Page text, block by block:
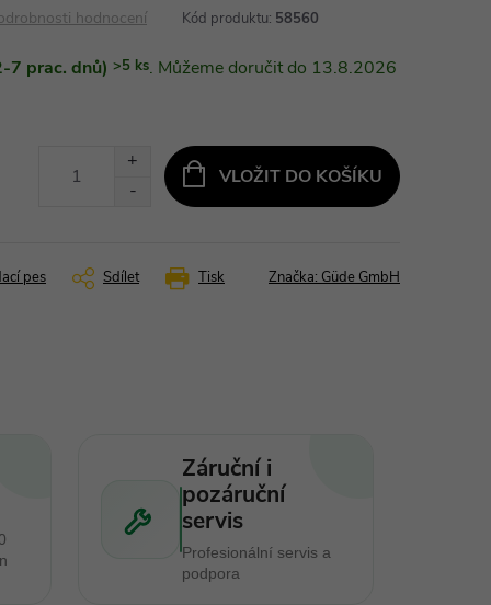
hodnocení Kód produktu: 58560
7 prac. dnů) >5 ks 13.8.2026
VLOŽIT DO KOŠÍKU
Tisk
pes Sdílet Značka: Güde GmbH
Záruční i
pozáruční
servis
Profesionální servis a
podpora